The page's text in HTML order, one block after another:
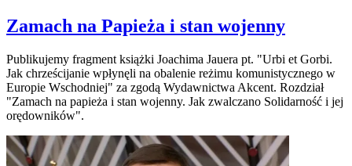
Zamach na Papieża i stan wojenny
Publikujemy fragment książki Joachima Jauera pt. "Urbi et Gorbi.
Jak chrześcijanie wpłynęli na obalenie reżimu komunistycznego w
Europie Wschodniej" za zgodą Wydawnictwa Akcent. Rozdział
"Zamach na papieża i stan wojenny. Jak zwalczano Solidarność i jej
orędowników".